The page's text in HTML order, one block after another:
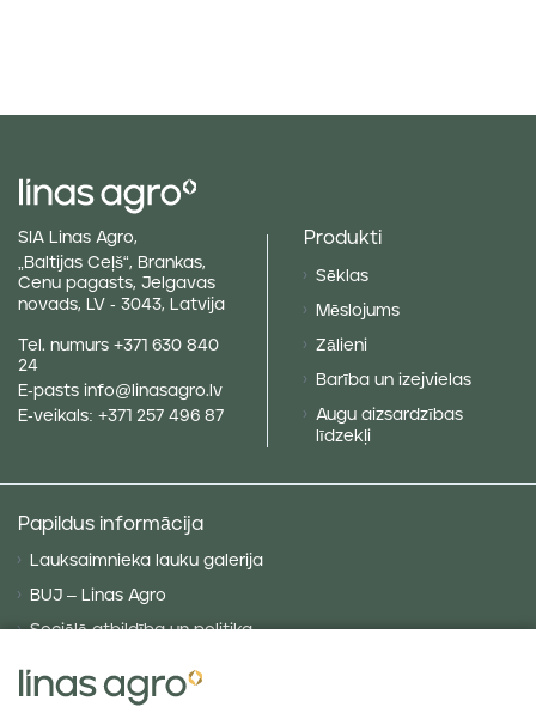
SIA Linas Agro,
„Baltijas Ceļš“, Brankas,
Cenu pagasts, Jelgavas
novads, LV - 3043, Latvija
Tel. numurs +371 630 840
24
E-pasts info@linasagro.lv
E-veikals: +371 257 496 87
Produkti
Sēklas
Mēslojums
Zālieni
Barība un izejvielas
Augu aizsardzības
līdzekļi
Papildus informācija
Lauksaimnieka lauku galerija
BUJ – Linas Agro
Sociālā atbildība un politika
Sīkdatņu politika